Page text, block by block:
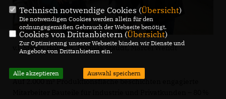
v.l. Stefan Hüttner, Thomas Staudt, Marcel Wendt
Auf 2.000 m² Produktionsfläche beschichten engagierte
Technisch notwendige Cookies (Übersicht)
Die notwendigen Cookies werden allein für den
ordnungsgemäßen Gebrauch der Webseite benötigt.
Cookies von Drittanbietern (Übersicht)
Zur Optimierung unserer Webseite binden wir Dienste und
Angebote von Drittanbietern ein.
Alle akzeptieren Auswahl speichern